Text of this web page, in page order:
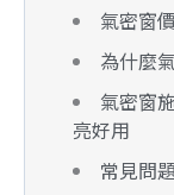
氣密窗
為什麼
氣密窗
亮好用
常見問